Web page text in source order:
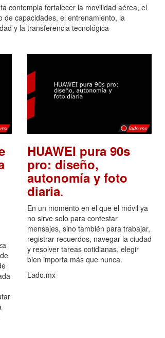
contempla fortalecer la movilidad aérea, el
de capacidades, el entrenamiento, la
y la transferencia tecnológica
HUAWEI pura 90s
pro: diseño,
autonomía y foto
diaria.
En un momento en el que el móvil ya
no sirve solo para contestar
mensajes, sino también para trabajar,
registrar recuerdos, navegar la ciudad
y resolver tareas cotidianas, elegir
bien importa más que nunca.
Lado.mx